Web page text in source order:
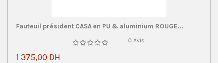
Fauteuil président CASA en PU & aluminium ROUGE...
0 Avis
1 375,00 DH